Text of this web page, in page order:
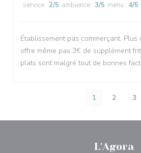
service : 2/5 ambience : 3/5 menu : 4/5
Établissement pas commerçant.
offre même pas 3€ de supplément
plats sont malgré tout de bonnes
1 2 3
L'Agora